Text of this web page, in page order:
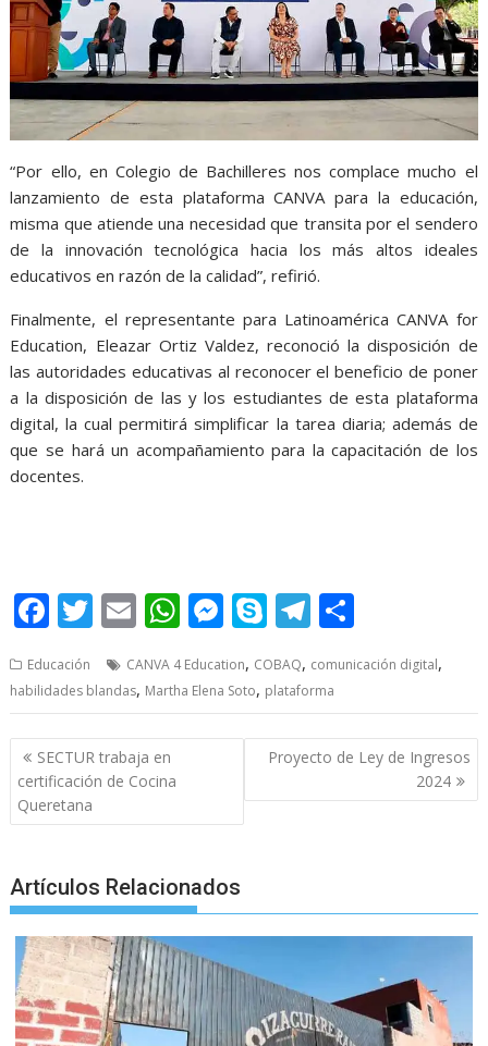
“Por ello, en Colegio de Bachilleres nos complace mucho el
lanzamiento de esta plataforma CANVA para la educación,
misma que atiende una necesidad que transita por el sendero
de la innovación tecnológica hacia los más altos ideales
educativos en razón de la calidad”, refirió.
Finalmente, el representante para Latinoamérica CANVA for
Education, Eleazar Ortiz Valdez, reconoció la disposición de
las autoridades educativas al reconocer el beneficio de poner
a la disposición de las y los estudiantes de esta plataforma
digital, la cual permitirá simplificar la tarea diaria; además de
que se hará un acompañamiento para la capacitación de los
docentes.
F
e
b
o
o
k
T
itt
er
E
ai
l
W
at
s
A
p
M
ss
e
n
er
S
y
p
e
T
e
gr
a
ar
e
Educación CANVA 4 Education, COBAQ, comunicación digital,
habilidades blandas, Martha Elena Soto, plataforma
Post
navigation
SECTUR trabaja en
certificación de Cocina
Queretana
Proyecto de Ley de Ingresos
2024
Artículos Relacionados